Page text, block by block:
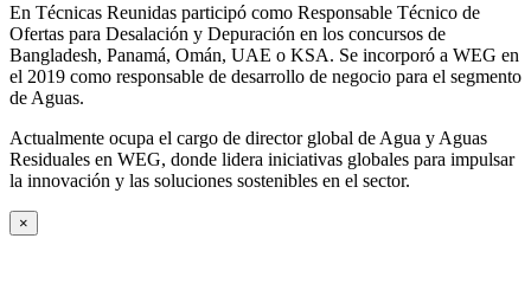
En Técnicas Reunidas participó como Responsable Técnico de
Ofertas para Desalación y Depuración en los concursos de
Bangladesh, Panamá, Omán, UAE o KSA. Se incorporó a WEG en
el 2019 como responsable de desarrollo de negocio para el segmento
de Aguas.
Actualmente ocupa el cargo de director global de Agua y Aguas
Residuales en WEG, donde lidera iniciativas globales para impulsar
la innovación y las soluciones sostenibles en el sector.
×